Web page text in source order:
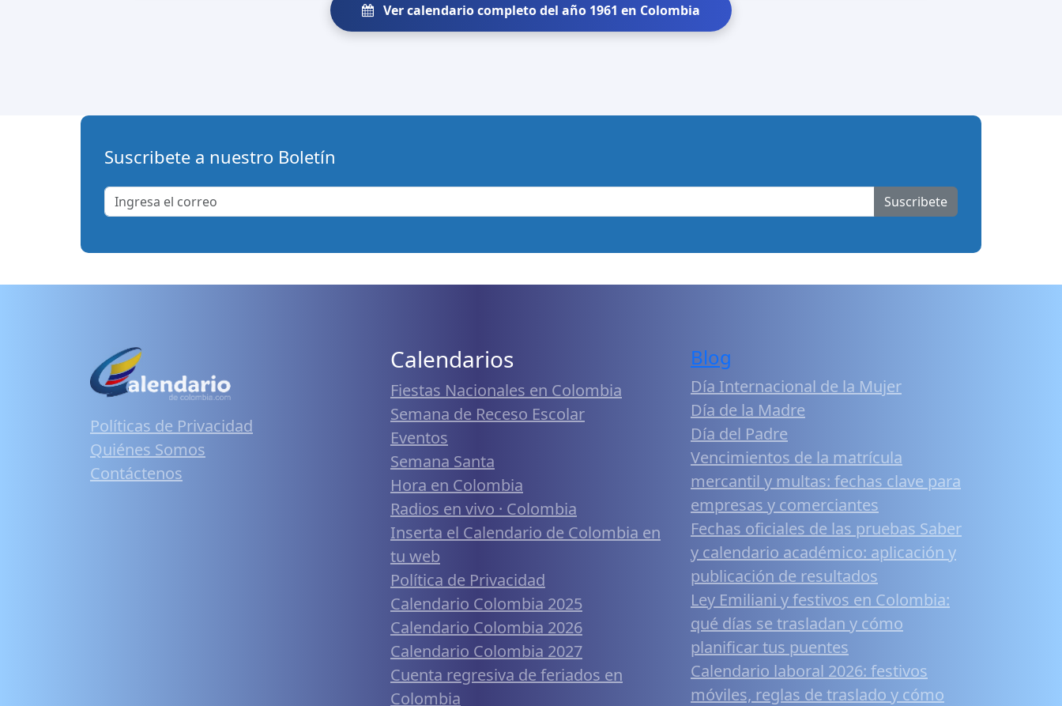
Ver calendario completo del año 1961 en Colombia
Suscribete a nuestro Boletín
Suscribete
Políticas de Privacidad
Quiénes Somos
Contáctenos
Calendarios
Fiestas Nacionales en Colombia
Semana de Receso Escolar
Eventos
Semana Santa
Hora en Colombia
Radios en vivo · Colombia
Inserta el Calendario de Colombia en
tu web
Política de Privacidad
Calendario Colombia 2025
Calendario Colombia 2026
Calendario Colombia 2027
Cuenta regresiva de feriados en
Colombia
Blog
Día Internacional de la Mujer
Día de la Madre
Día del Padre
Vencimientos de la matrícula
mercantil y multas: fechas clave para
empresas y comerciantes
Fechas oficiales de las pruebas Saber
y calendario académico: aplicación y
publicación de resultados
Ley Emiliani y festivos en Colombia:
qué días se trasladan y cómo
planificar tus puentes
Calendario laboral 2026: festivos
móviles, reglas de traslado y cómo